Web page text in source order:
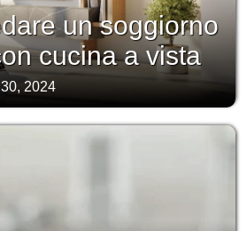
un soggiorno
cucina a vista
2024